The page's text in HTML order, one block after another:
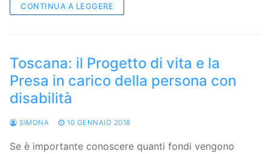
CONTINUA A LEGGERE
Toscana: il Progetto di vita e la
Presa in carico della persona con
disabilità
SIMONA 10 GENNAIO 2018
Se è importante conoscere quanti fondi vengono